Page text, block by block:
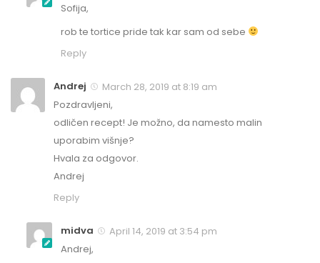
Sofija,
rob te tortice pride tak kar sam od sebe
Reply
Andrej
March 28, 2019 at 8:19 am
Pozdravljeni,
odličen recept! Je možno, da namesto malin
uporabim višnje?
Hvala za odgovor.
Andrej
Reply
midva
April 14, 2019 at 3:54 pm
Andrej,